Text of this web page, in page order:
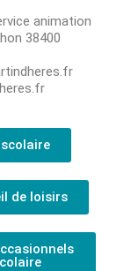
animation
38400
de loisirs